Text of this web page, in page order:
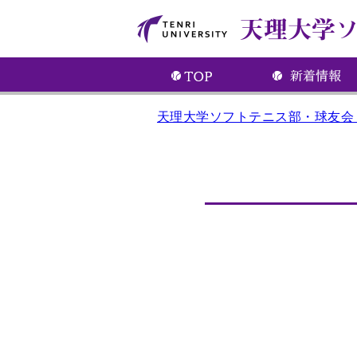
天理大学ソフトテニス部・球友